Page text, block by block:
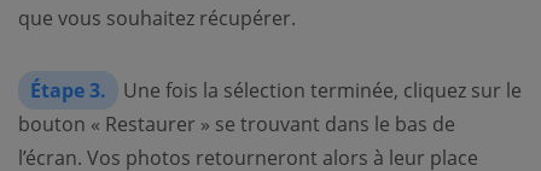
que vous souhaitez récupérer.
Étape 3.
Une fois la sélection terminée, cliquez sur le
bouton « Restaurer » se trouvant dans le bas de
l’écran. Vos photos retourneront alors à leur place